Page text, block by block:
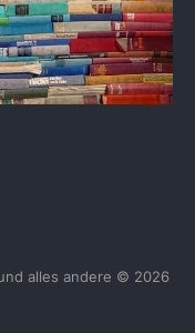
alles andere © 2026